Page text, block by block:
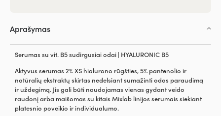
Aprašymas
Serumas su vit. B5 sudirgusiai odai | HYALURONIC B5
Aktyvus serumas 2% XS hialurono rūgšties, 5% pantenolio ir
natūralių ekstraktų skirtas nedelsiant sumažinti odos paraudimą
ir uždegimą. Jis gali būti naudojamas vienas gydant veido
raudonį arba maišomas su kitais Mixlab linijos serumais siekiant
platesnio poveikio ir individualumo.